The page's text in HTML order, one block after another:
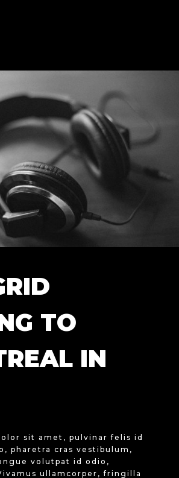
TO
IN
sit amet, pulvinar felis id
pharetra cras vestibulum,
volutpat id odio,
ullamcorper, fringilla